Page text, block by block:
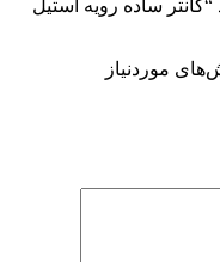
ساده رویه استیل
موردنیاز